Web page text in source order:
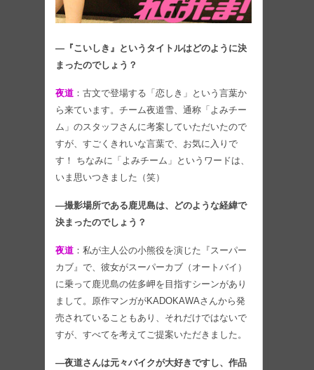
―『こいしき』というタイトルはどのように決
まったのでしょう？
夜道 ：古文で登場する「恋しき」という言葉か
ら来ています。チーム夜道雪、通称「よみチー
ム」のスタッフさんに考案していただいたので
すが、すごくきれいな言葉で、お気に入りで
す！ ちなみに「よみチーム」というワードは、
いま思いつきました（笑）
―撮影場所である鹿児島は、どのような経緯で
決まったのでしょう？
夜道 ：私が主人公の小熊役を演じた『スーパー
カブ』で、彼女がスーパーカブ（オートバイ）
に乗って鹿児島の佐多岬を目指すシーンがあり
まして。原作マンガがKADOKAWAさんから発
売されていることもあり、それだけではないで
すが、すべてを考えてご提案いただきました。
―夜道さんは元々バイクが大好きですし、作品